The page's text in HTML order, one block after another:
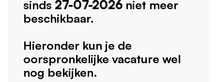
sinds 27-07-2026 niet meer
beschikbaar.
Hieronder kun je de
oorspronkelijke vacature wel
nog bekijken.